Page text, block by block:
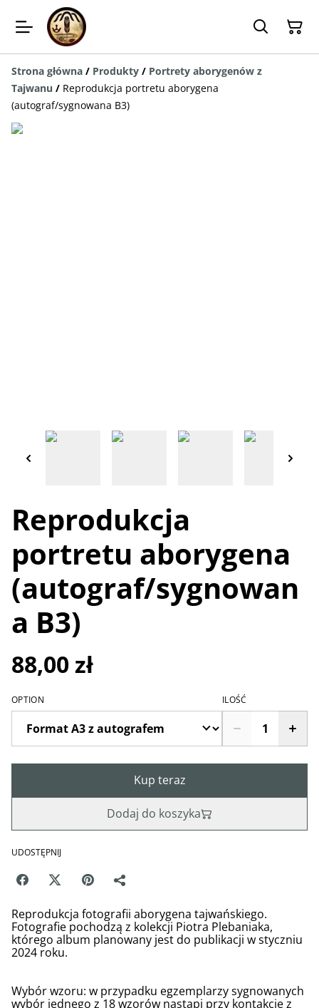
Strona główna / Produkty / Portrety aborygenów z
Tajwanu / Reprodukcja portretu aborygena
(autograf/sygnowana B3)
Reprodukcja
portretu aborygena
(autograf/sygnowan
a B3)
88,00 zł
OPTION ILOŚĆ
Kup teraz
Dodaj do koszyka
UDOSTĘPNIJ
Reprodukcja fotografii aborygena tajwańskiego.
Fotografie pochodzą z kolekcji Piotra Plebaniaka,
którego album planowany jest do publikacji w styczniu
2024 roku.
Wybór wzoru: w przypadku egzemplarzy sygnowanych
wybór jednego z 18 wzorów nastąpi przy kontakcie z